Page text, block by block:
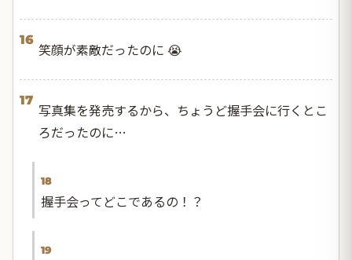
16
笑顔が素敵だったのに 😭
17
写真集を発売するから、ちょうど握手会に行くとこ
ろだったのに…
18
握手会ってどこであるの！？
19